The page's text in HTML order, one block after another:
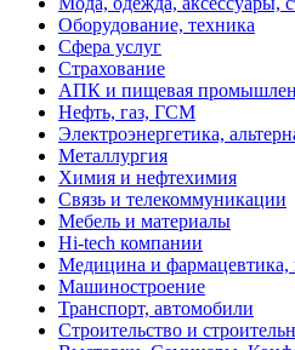
Оборудование, техника
Сфера услуг
Страхование
АПК и пищевая
Нефть, газ, ГСМ
Электроэнергетика,
Металлургия
Химия и нефтехимия
Связь и телекоммуникации
Мебель и материалы
Hi-tech компании
Медицина и фармацевтика,
Машиностроение
Транспорт, автомобили
Строительство и